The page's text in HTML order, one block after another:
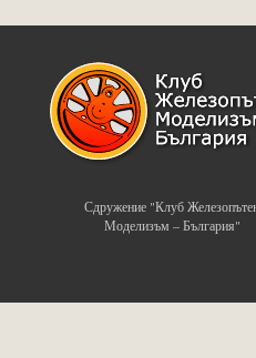
Сдружение "Клуб
Моделизъм – България"